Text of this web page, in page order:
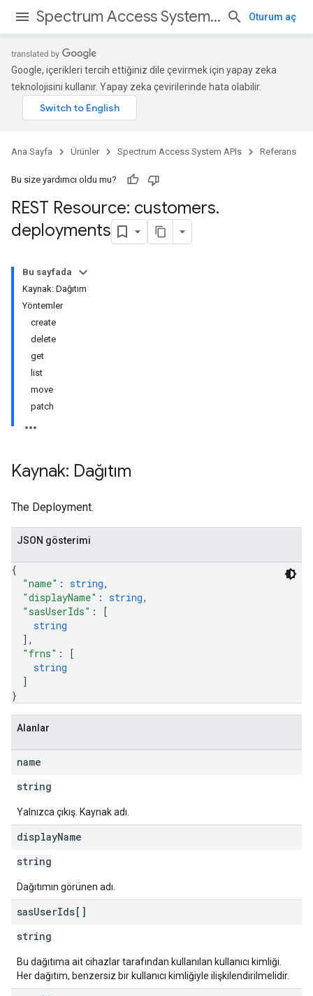
Spectrum Access System APIs Oturum aç
Google, içerikleri tercih ettiğiniz dile çevirmek için yapay zeka
teknolojisini kullanır. Yapay zeka çevirilerinde hata olabilir.
Ana Sayfa Ürünler Spectrum Access System APIs Referans
Bu size yardımcı oldu mu?
REST Resource: customers.
deployments
Bu sayfada
Kaynak: Dağıtım
Yöntemler
create
delete
get
list
move
patch
Kaynak: Dağıtım
The Deployment.
JSON gösterimi
{
"name" : string,
"displayName" : string,
"sasUserIds" :
[
string
] ,
"frns" :
[
string
]
}
Alanlar
name
string
Yalnızca çıkış. Kaynak adı.
displayName
string
Dağıtımın görünen adı.
sasUserIds[]
string
Bu dağıtıma ait cihazlar tarafından kullanılan kullanıcı kimliği.
Her dağıtım, benzersiz bir kullanıcı kimliğiyle ilişkilendirilmelidir.